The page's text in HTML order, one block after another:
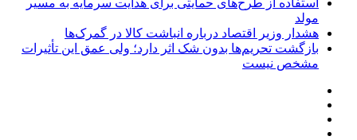
مولد
هشدار وزیر اقتصاد درباره انباشت کالا در گمرک‌ها
بازگشت تحریم‌ها بدون شک اثر دارد؛ ولی عمق این تأثیرات
مشخص نیست